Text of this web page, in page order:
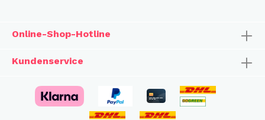
Online-Shop-Hotline
Kundenservice